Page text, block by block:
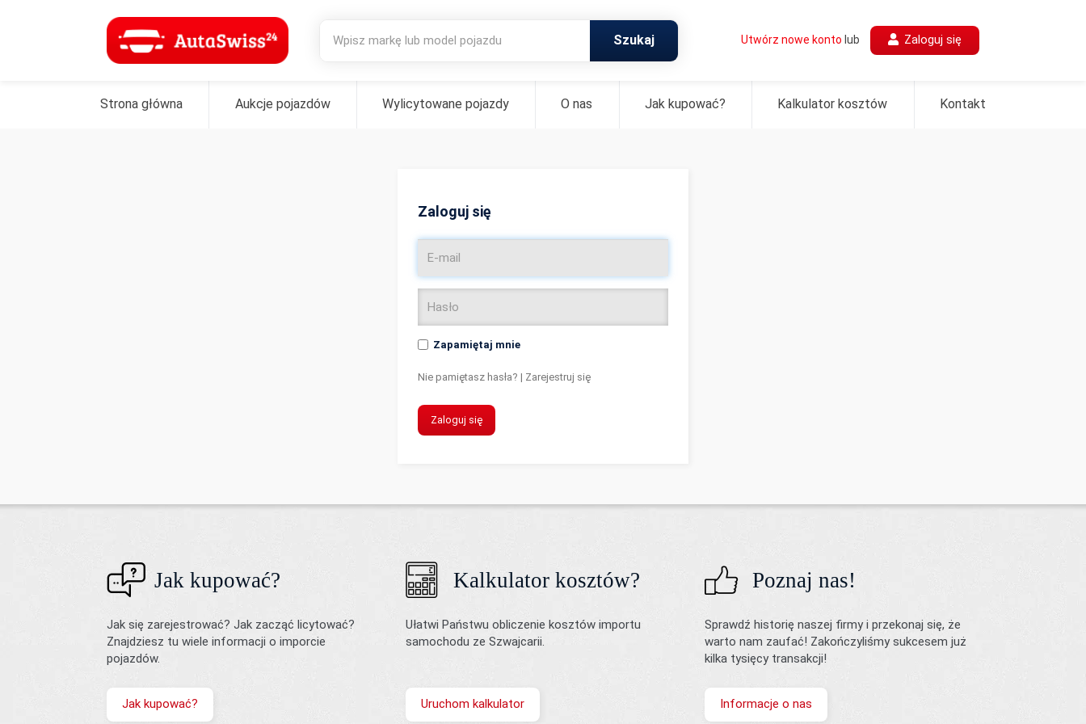
Szukaj Utwórz nowe konto lub Zaloguj się
Strona główna Aukcje pojazdów Wylicytowane pojazdy O nas Jak kupować? Kalkulator kosztów Kontakt
Zaloguj się
Zapamiętaj mnie
Nie pamiętasz hasła? | Zarejestruj się
Zaloguj się
Jak kupować?
Jak się zarejestrować? Jak zacząć licytować?
Znajdziesz tu wiele informacji o imporcie
pojazdów.
Jak kupować?
Kalkulator kosztów?
Ułatwi Państwu obliczenie kosztów importu
samochodu ze Szwajcarii.
Uruchom kalkulator
Poznaj nas!
Sprawdź historię naszej firmy i przekonaj się, że
warto nam zaufać! Zakończyliśmy sukcesem już
kilka tysięcy transakcji!
Informacje o nas